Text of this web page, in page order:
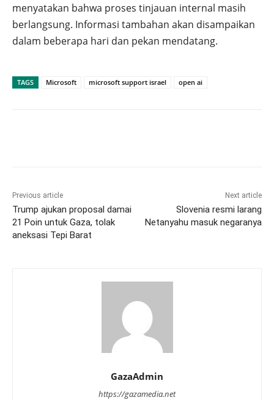
menyatakan bahwa proses tinjauan internal masih
berlangsung. Informasi tambahan akan disampaikan
dalam beberapa hari dan pekan mendatang.
TAGS Microsoft microsoft support israel open ai
Previous article
Trump ajukan proposal damai
21 Poin untuk Gaza, tolak
aneksasi Tepi Barat
Next article
Slovenia resmi larang
Netanyahu masuk negaranya
GazaAdmin
https://gazamedia.net